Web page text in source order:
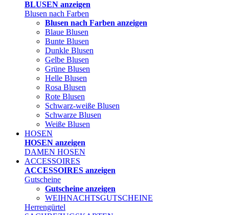
BLUSEN anzeigen
Blusen nach Farben
Blusen nach Farben anzeigen
Blaue Blusen
Bunte Blusen
Dunkle Blusen
Gelbe Blusen
Grüne Blusen
Helle Blusen
Rosa Blusen
Rote Blusen
Schwarz-weiße Blusen
Schwarze Blusen
Weiße Blusen
HOSEN
HOSEN anzeigen
DAMEN HOSEN
ACCESSOIRES
ACCESSOIRES anzeigen
Gutscheine
Gutscheine anzeigen
WEIHNACHTSGUTSCHEINE
Herrengürtel